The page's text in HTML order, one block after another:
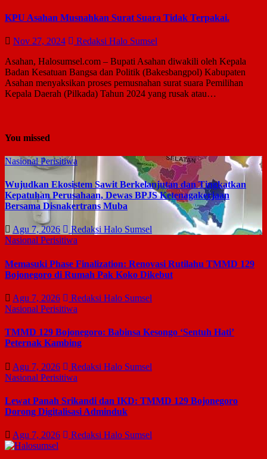
KPU Asahan Musnahkan Surat Suara Tidak Terpakai.
Nov 27, 2024
Redaksi Halo Sumsel
Asahan, Halosumsel.com – Bupati Asahan diwakili oleh Kepala
Badan Kesatuan Bangsa dan Politik (Bakesbangpol) Kabupaten
Asahan menyaksikan proses pemusnahan surat suara Pemilihan
Kepala Daerah (Pilkada) Tahun 2024 yang rusak atau…
You missed
NasionalPerisitiwa
Wujudkan Ekosistem Sawit Berkelanjutan dan Tingkatkan
Kepatuhan Perusahaan, Dewas BPJS Ketenagakerjaan
Bersama Disnakertrans Muba
Agu 7, 2026
Redaksi Halo Sumsel
Nasional Perisitiwa
Memasuki Phase Finalization: Renovasi Rutilahu TMMD 129
Bojonegoro di Rumah Pak Koko Dikebut
Agu 7, 2026
Redaksi Halo Sumsel
Nasional Perisitiwa
TMMD 129 Bojonegoro: Babinsa Kesongo ‘Sentuh Hati’
Peternak Kambing
Agu 7, 2026
Redaksi Halo Sumsel
Nasional Perisitiwa
Lewat Panah Srikandi dan IKD: TMMD 129 Bojonegoro
Dorong Digitalisasi Adminduk
Agu 7, 2026 Redaksi Halo Sumsel